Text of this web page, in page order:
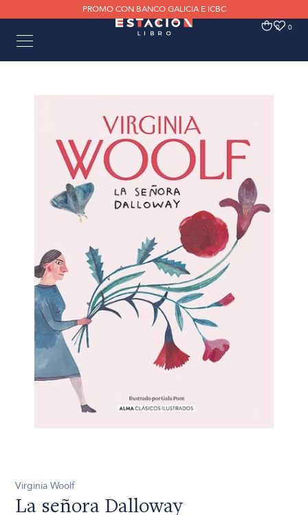
PROMO CON BANCO GALICIA E ICBC
0 0
Virginia Woolf
La señora Dalloway